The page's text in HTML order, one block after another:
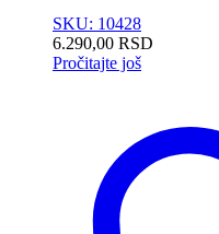
SKU: 10428
6.290,00 RSD
Pročitajte još